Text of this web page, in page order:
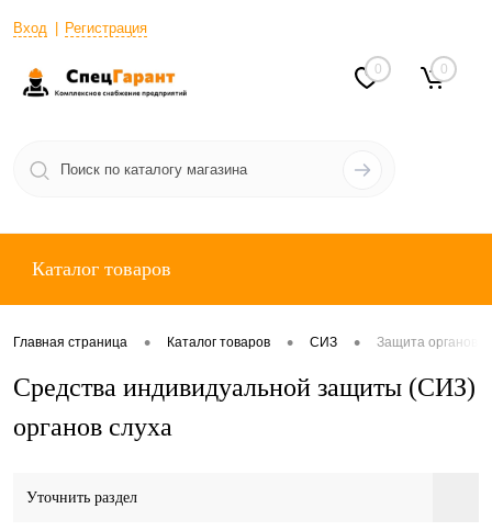
Вход Регистрация
0 0
Каталог товаров
Главная страница • Каталог товаров • СИЗ • Защита органов
Средства индивидуальной защиты (СИЗ)
органов слуха
Уточнить раздел